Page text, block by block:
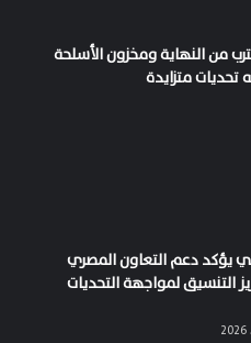
من النهاية ومخزون الأسلحة
تحديات متزايدة
يؤكد دعم التعاون المصري
التنسيق لمواجهة التحديات